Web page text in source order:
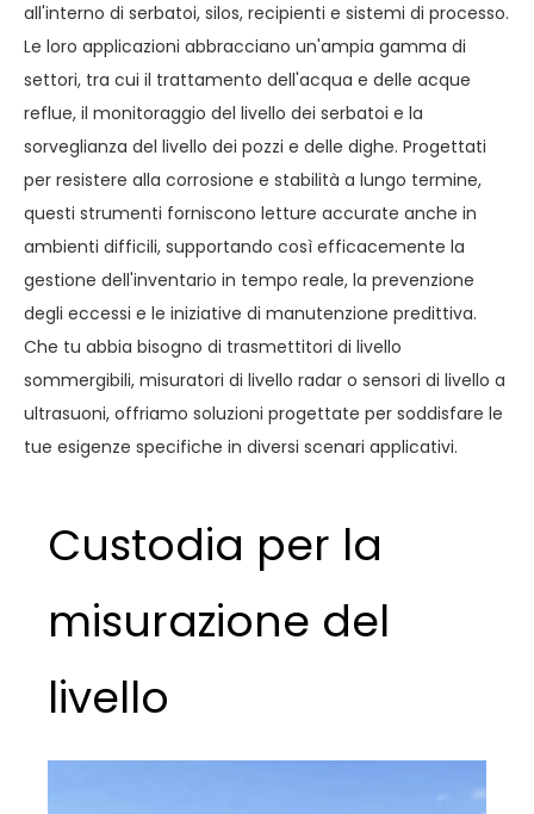
all'interno di serbatoi, silos, recipienti e sistemi di processo.
Le loro applicazioni abbracciano un'ampia gamma di
settori, tra cui il trattamento dell'acqua e delle acque
reflue, il monitoraggio del livello dei serbatoi e la
sorveglianza del livello dei pozzi e delle dighe. Progettati
per resistere alla corrosione e stabilità a lungo termine,
questi strumenti forniscono letture accurate anche in
ambienti difficili, supportando così efficacemente la
gestione dell'inventario in tempo reale, la prevenzione
degli eccessi e le iniziative di manutenzione predittiva.
Che tu abbia bisogno di trasmettitori di livello
sommergibili, misuratori di livello radar o sensori di livello a
ultrasuoni, offriamo soluzioni progettate per soddisfare le
tue esigenze specifiche in diversi scenari applicativi.
Custodia per la
misurazione del
livello